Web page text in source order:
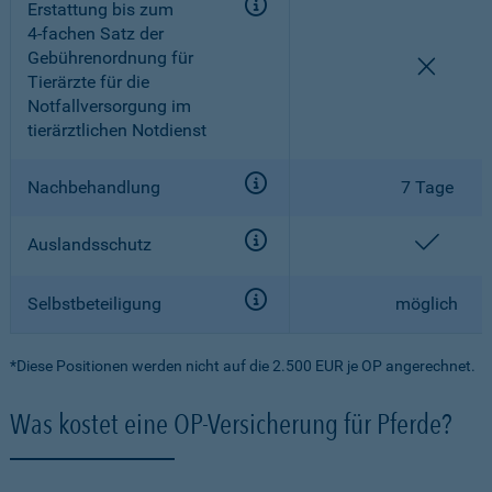
Erstattung bis zum
4-fachen Satz der
Gebührenordnung für
Tierärzte für die
Notfallversorgung im
tierärztlichen Notdienst
Nachbehandlung 7 Tage
Auslandsschutz
Selbstbeteiligung möglich
*Diese Positionen werden nicht auf die 2.500 EUR je OP angerechnet.
Was kostet eine OP-Versicherung für Pferde?